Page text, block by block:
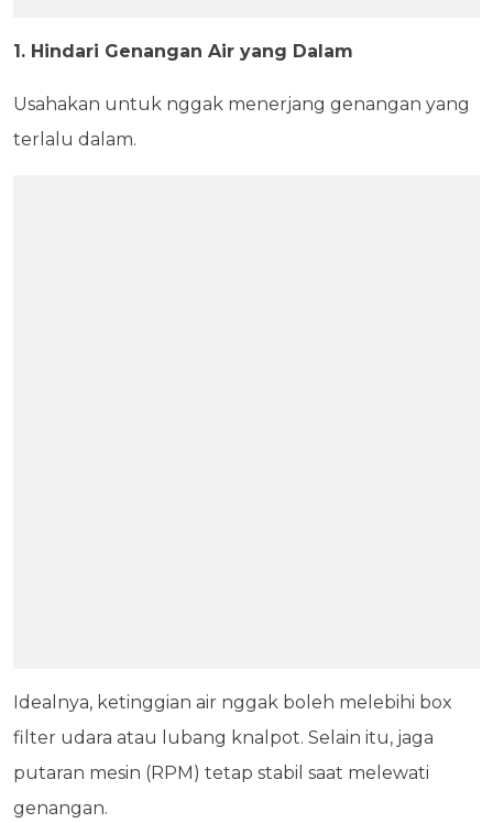
1. Hindari Genangan Air yang Dalam
Usahakan untuk nggak menerjang genangan yang
terlalu dalam.
Idealnya, ketinggian air nggak boleh melebihi box
filter udara atau lubang knalpot. Selain itu, jaga
putaran mesin (RPM) tetap stabil saat melewati
genangan.